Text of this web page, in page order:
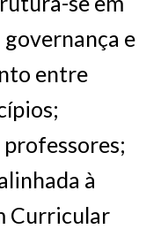
e
entre
à
Curricular